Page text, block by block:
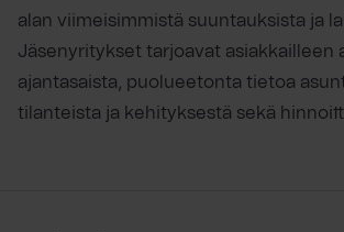
alan viimeisimmistä suuntauksista ja
Jäsenyritykset tarjoavat asiakkailleen
ajantasaista, puolueetonta tietoa
tilanteista ja kehityksestä sekä